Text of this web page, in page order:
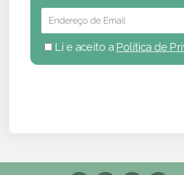
Li e aceito a Política de